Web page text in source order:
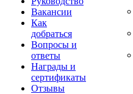
Вакансии
Как
добраться
Вопросы и
ответы
Награды и
сертификаты
Отзывы